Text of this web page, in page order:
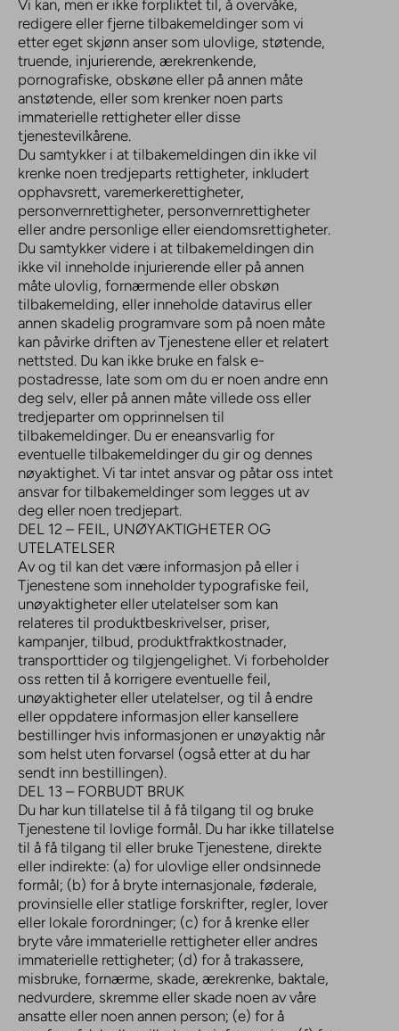
Vi kan, men er ikke forpliktet til, å overvåke,
redigere eller fjerne tilbakemeldinger som vi
etter eget skjønn anser som ulovlige, støtende,
truende, injurierende, ærekrenkende,
pornografiske, obskøne eller på annen måte
anstøtende, eller som krenker noen parts
immaterielle rettigheter eller disse
tjenestevilkårene.
Du samtykker i at tilbakemeldingen din ikke vil
krenke noen tredjeparts rettigheter, inkludert
opphavsrett, varemerkerettigheter,
personvernrettigheter, personvernrettigheter
eller andre personlige eller eiendomsrettigheter.
Du samtykker videre i at tilbakemeldingen din
ikke vil inneholde injurierende eller på annen
måte ulovlig, fornærmende eller obskøn
tilbakemelding, eller inneholde datavirus eller
annen skadelig programvare som på noen måte
kan påvirke driften av Tjenestene eller et relatert
nettsted. Du kan ikke bruke en falsk e-
postadresse, late som om du er noen andre enn
deg selv, eller på annen måte villede oss eller
tredjeparter om opprinnelsen til
tilbakemeldinger. Du er eneansvarlig for
eventuelle tilbakemeldinger du gir og dennes
nøyaktighet. Vi tar intet ansvar og påtar oss intet
ansvar for tilbakemeldinger som legges ut av
deg eller noen tredjepart.
DEL 12 – FEIL, UNØYAKTIGHETER OG
UTELATELSER
Av og til kan det være informasjon på eller i
Tjenestene som inneholder typografiske feil,
unøyaktigheter eller utelatelser som kan
relateres til produktbeskrivelser, priser,
kampanjer, tilbud, produktfraktkostnader,
transporttider og tilgjengelighet. Vi forbeholder
oss retten til å korrigere eventuelle feil,
unøyaktigheter eller utelatelser, og til å endre
eller oppdatere informasjon eller kansellere
bestillinger hvis informasjonen er unøyaktig når
som helst uten forvarsel (også etter at du har
sendt inn bestillingen).
DEL 13 – FORBUDT BRUK
Du har kun tillatelse til å få tilgang til og bruke
Tjenestene til lovlige formål. Du har ikke tillatelse
til å få tilgang til eller bruke Tjenestene, direkte
eller indirekte: (a) for ulovlige eller ondsinnede
formål; (b) for å bryte internasjonale, føderale,
provinsielle eller statlige forskrifter, regler, lover
eller lokale forordninger; (c) for å krenke eller
bryte våre immaterielle rettigheter eller andres
immaterielle rettigheter; (d) for å trakassere,
misbruke, fornærme, skade, ærekrenke, baktale,
nedvurdere, skremme eller skade noen av våre
ansatte eller noen annen person; (e) for å